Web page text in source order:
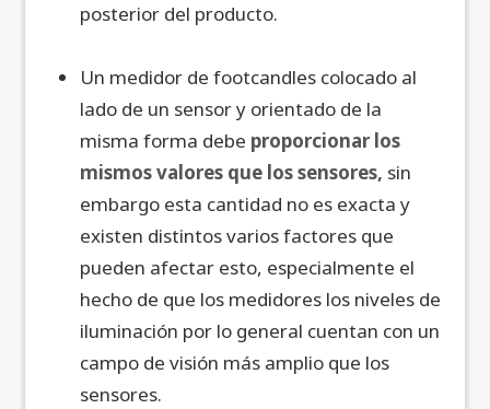
posterior del producto.
Un medidor de footcandles colocado al
lado de un sensor y orientado de la
misma forma debe proporcionar los
mismos valores que los sensores, sin
embargo esta cantidad no es exacta y
existen distintos varios factores que
pueden afectar esto, especialmente el
hecho de que los medidores los niveles de
iluminación por lo general cuentan con un
campo de visión más amplio que los
sensores.